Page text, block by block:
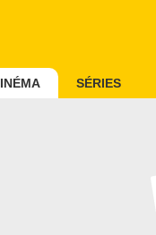
SÉRIES